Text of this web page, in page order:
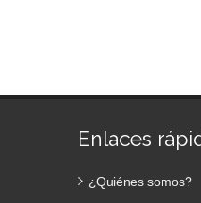
Enlaces
¿Quiénes somos?